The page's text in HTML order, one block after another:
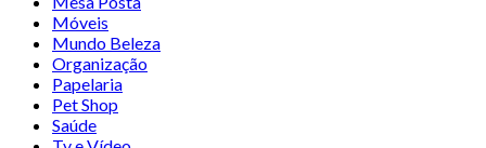
Móveis
Mundo Beleza
Organização
Papelaria
Pet Shop
Saúde